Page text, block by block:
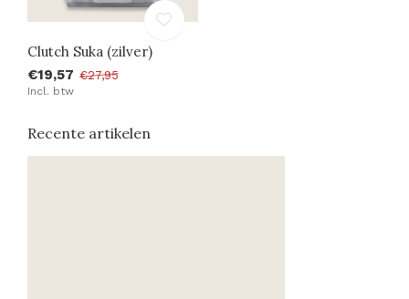
Clutch Suka (zilver)
€19,57 €27,95
Incl. btw
Recente artikelen